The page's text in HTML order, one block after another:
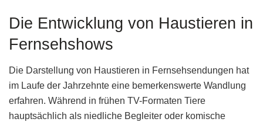
Die Entwicklung von Haustieren in
Fernsehshows
Die Darstellung von Haustieren in Fernsehsendungen hat
im Laufe der Jahrzehnte eine bemerkenswerte Wandlung
erfahren. Während in frühen TV-Formaten Tiere
hauptsächlich als niedliche Begleiter oder komische